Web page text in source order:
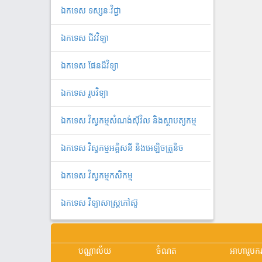
ឯកទេស ទស្សនៈវិជ្ជា
ឯកទេស ជីវវិទ្យា
ឯកទេស ផែនដីវិទ្យា
ឯកទេស រូបវិទ្យា
ឯកទេស វិស្វកម្មសំណង់ស៊ីវិល និងស្ថាបត្យកម្ម
ឯកទេស វិស្វកម្មអគ្គិសនី និងអេឡិចត្រូនិច
ឯកទេស វិស្វកម្មកសិកម្ម
ឯកទេស វិទ្យាសាស្ត្រកៅស៊ូ
បណ្ណាល័យ ចំណត អាហារូប